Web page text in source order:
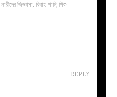
নারীদের জিজ্ঞাসা, বিবাহ-শাদি, শিশু
REPLY